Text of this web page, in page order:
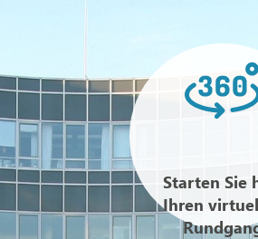
Starten Sie
Ihren